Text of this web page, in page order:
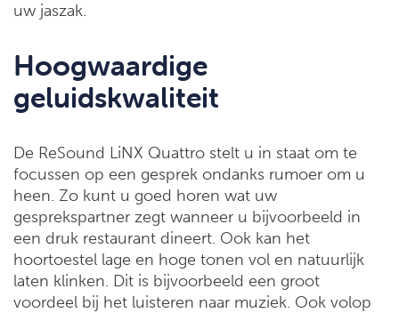
uw jaszak.
Hoogwaardige
geluidskwaliteit
De ReSound LiNX Quattro stelt u in staat om te
focussen op een gesprek ondanks rumoer om u
heen. Zo kunt u goed horen wat uw
gesprekspartner zegt wanneer u bijvoorbeeld in
een druk restaurant dineert. Ook kan het
hoortoestel lage en hoge tonen vol en natuurlijk
laten klinken. Dit is bijvoorbeeld een groot
voordeel bij het luisteren naar muziek. Ook volop